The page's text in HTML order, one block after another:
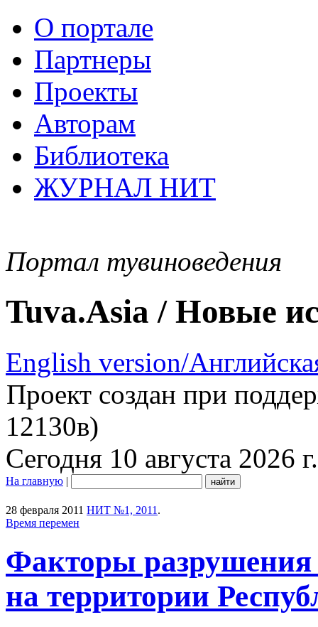
О портале
Партнеры
Проекты
Авторам
Библиотека
ЖУРНАЛ НИТ
Портал тувиноведения
Tuva.Asia / Новые
English version/
Проект создан при
12130в)
Сегодня 10 августа 2026 г.
На главную |
28 февраля 2011 НИТ №1, 2011 .
Время перемен
Факторы разрушения
на территории